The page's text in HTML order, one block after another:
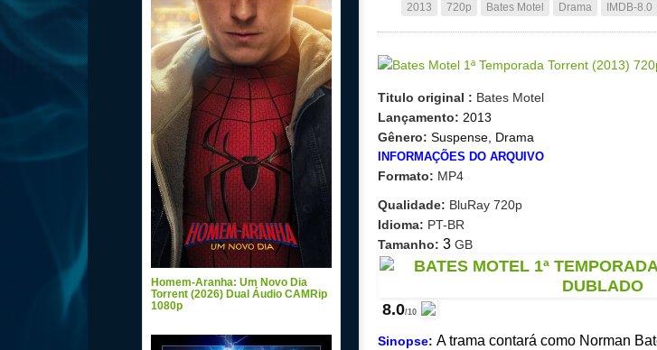
2013 720p Bates Motel Drama IMDB-8.0
Titulo original : Bates Motel
Lançamento: 2013
Gênero: Suspense, Drama
INFORMAÇÕES DO ARQUIVO
Formato: MP4
Qualidade: BluRay 720p
Idioma: PT-BR
Tamanho: 3 GB
8.0/10
Sinopse: A trama contará como Norman
Homem-Aranha: Um Novo Dia
Torrent (2026) Dual Áudio CAMRip
1080p